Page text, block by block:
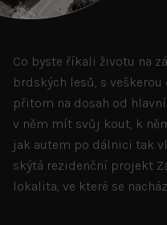
Co byste říkali životu na
brdských lesů, s
přitom na dosah od
v něm mít svůj kout, k
jak autem po dálnici tak
skýtá rezidenční projekt
lokalita, ve které se